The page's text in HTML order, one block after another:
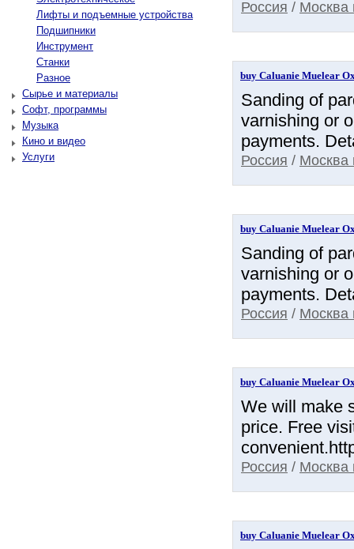
Лифты и подъемные устройства
Подшипники
Инструмент
Станки
Разное
Сырье и материалы
Софт, программы
Музыка
Кино и видео
Услуги
Россия / Москва
buy Caluanie Muelear
Sanding of
varnishing or
payments.
Россия / Москва
buy Caluanie Muelear
Sanding of
varnishing or
payments.
Россия / Москва
buy Caluanie Muelear
We will make
price. Free
Россия / Москва
buy Caluanie Muelear